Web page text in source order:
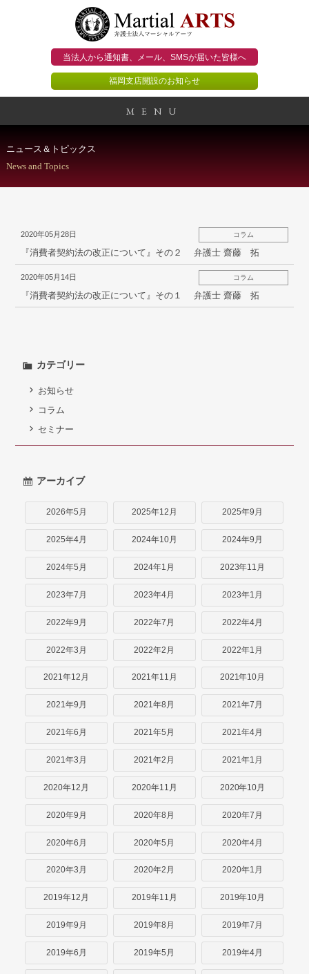
当法人から通知書、メール、 SMSが届いた皆様へ
福岡支店開設のお知らせ
MENU
事務所概要
個人のお客様
顧問契約のススメ
アクセス
ニュース＆トピックス
News and Topics
2020年05月28日 コラム
『消費者契約法の改正について』その２ 弁護士 齋藤 拓
2020年05月14日 コラム
『消費者契約法の改正について』その１ 弁護士 齋藤 拓
カテゴリー
お知らせ
コラム
セミナー
アーカイブ
2026年5月 2025年12月 2025年9月
2025年4月 2024年10月 2024年9月
2024年5月 2024年1月 2023年11月
2023年7月 2023年4月 2023年1月
2022年9月 2022年7月 2022年4月
2022年3月 2022年2月 2022年1月
2021年12月 2021年11月 2021年10月
2021年9月 2021年8月 2021年7月
2021年6月 2021年5月 2021年4月
2021年3月 2021年2月 2021年1月
2020年12月 2020年11月 2020年10月
2020年9月 2020年8月 2020年7月
2020年6月 2020年5月 2020年4月
2020年3月 2020年2月 2020年1月
2019年12月 2019年11月 2019年10月
2019年9月 2019年8月 2019年7月
2019年6月 2019年5月 2019年4月